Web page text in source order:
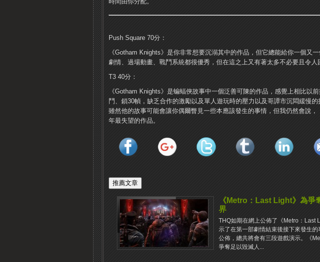
Push Square 70分：
《Gotham Knights》是你非常想要沉溺其中的作品，但它總能給你一個又
劇情、過場動畫、戰鬥系統都很優秀，但在這之上又有著太多不必要且令人
T3 40分：
《Gotham Knights》是蝙蝠俠故事中一個泛善可陳的作品，感覺上相比以
鬥、鎖30幀，缺乏合作的激勵以及單人遊玩時的壓力以及哥譚市沉悶緩慢的
雖然他的故事可能會讓你偶爾瞥見一些本應該發生的事情，但我仍然會說
年最失望的作品。
《Metro：Last Light》為爭
界
THQ如期在網上公佈了《Metro：Last
示了在第一部劇情結束後接下來發生
公佈，總共將會有三段遊戲演示。《
爭奪足以毀滅人...